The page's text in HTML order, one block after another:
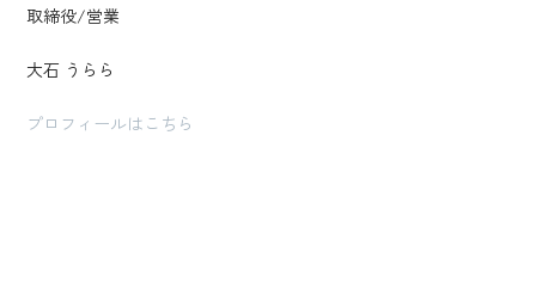
取締役/営業
大石 うらら
プロフィールはこちら